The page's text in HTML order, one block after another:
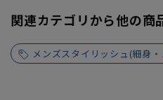
関連カテゴリから他の商
メンズスタイリッシュ(細身